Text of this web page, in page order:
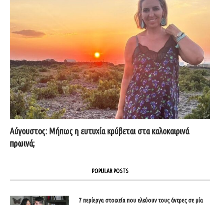
Αύγουστος: Μήπως η ευτυχία κρύβεται στα καλοκαιρινά
πρωινά;
POPULAR POSTS
7 περίεργα στοιχεία που ελκύουν τους άντρες σε μία